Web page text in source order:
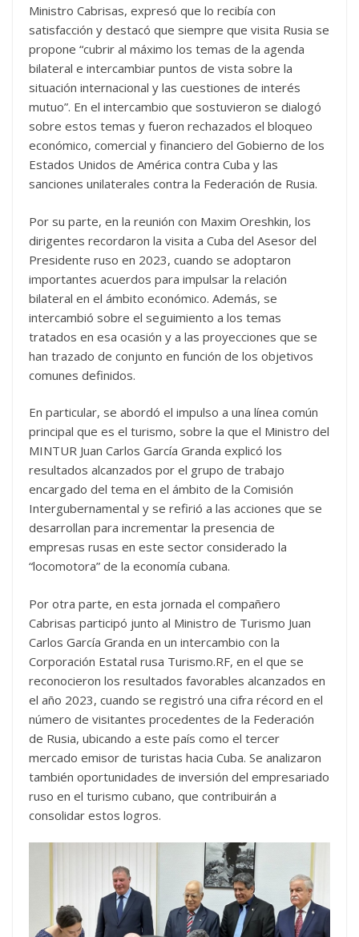
Ministro Cabrisas, expresó que lo recibía con
satisfacción y destacó que siempre que visita Rusia se
propone “cubrir al máximo los temas de la agenda
bilateral e intercambiar puntos de vista sobre la
situación internacional y las cuestiones de interés
mutuo”. En el intercambio que sostuvieron se dialogó
sobre estos temas y fueron rechazados el bloqueo
económico, comercial y financiero del Gobierno de los
Estados Unidos de América contra Cuba y las
sanciones unilaterales contra la Federación de Rusia.
Por su parte, en la reunión con Maxim Oreshkin, los
dirigentes recordaron la visita a Cuba del Asesor del
Presidente ruso en 2023, cuando se adoptaron
importantes acuerdos para impulsar la relación
bilateral en el ámbito económico. Además, se
intercambió sobre el seguimiento a los temas
tratados en esa ocasión y a las proyecciones que se
han trazado de conjunto en función de los objetivos
comunes definidos.
En particular, se abordó el impulso a una línea común
principal que es el turismo, sobre la que el Ministro del
MINTUR Juan Carlos García Granda explicó los
resultados alcanzados por el grupo de trabajo
encargado del tema en el ámbito de la Comisión
Intergubernamental y se refirió a las acciones que se
desarrollan para incrementar la presencia de
empresas rusas en este sector considerado la
“locomotora” de la economía cubana.
Por otra parte, en esta jornada el compañero
Cabrisas participó junto al Ministro de Turismo Juan
Carlos García Granda en un intercambio con la
Corporación Estatal rusa Turismo.RF, en el que se
reconocieron los resultados favorables alcanzados en
el año 2023, cuando se registró una cifra récord en el
número de visitantes procedentes de la Federación
de Rusia, ubicando a este país como el tercer
mercado emisor de turistas hacia Cuba. Se analizaron
también oportunidades de inversión del empresariado
ruso en el turismo cubano, que contribuirán a
consolidar estos logros.